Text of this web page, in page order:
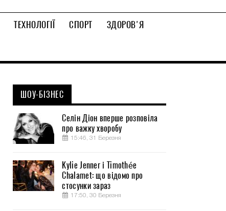
ТЕХНОЛОГІЇ СПОРТ
ЗДОРОВ'Я
ШОУ-БІЗНЕС
Селін Діон вперше розповіла
про важку хворобу
15:46, 31 Березня
Kylie Jenner і Timothée
Chalamet: що відомо про
стосунки зараз
17:50, 30 Березня